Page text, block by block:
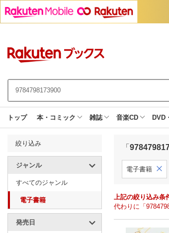
トップ 本・コミック 雑誌 音楽CD DVD
絞り込み
ジャンル
すべてのジャンル
電子書籍
発売日
「
電子書籍
上記の絞り込み条
代わりに「